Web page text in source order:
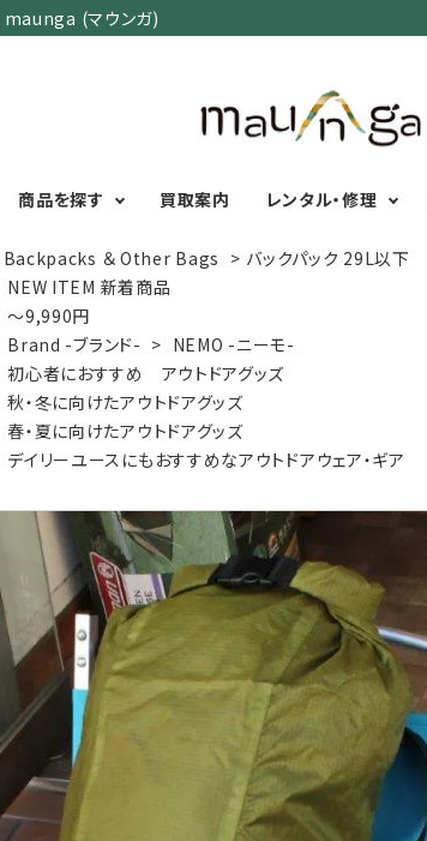
maunga (マウンガ)
商品を探す
カテゴリーで選ぶ
Men's Wear
Women's Wear
Kid's Wear
Wear Accessory
Backpacks＆
OtherBags
Cooking Gear
Sleeping Gear
Tent ＆ Shelter
Camping Gear
Field Gear
Climb ＆ Alpine
Gear
Books＆Others
サイズで選ぶ
MENS
WOMENS
UNISEX
XXSXSSML
ギ
テ
ア
沢
ア
買取案内 レンタル・修理
Backpacks ＆ Other Bags > バックパック 29L以下
NEW ITEM 新着商品
～9,990円
Brand -ブランド- > NEMO -ニーモ-
初心者におすすめ アウトドアグッズ
秋・冬に向けたアウトドアグッズ
春・夏に向けたアウトドアグッズ
デイリーユースにもおすすめなアウトドアウェア・ギア